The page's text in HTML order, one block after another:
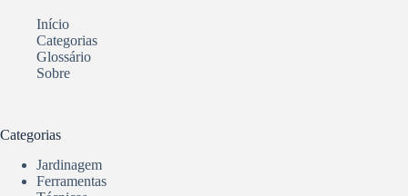
Início
Categorias
Glossário
Sobre
Categorias
Jardinagem
Ferramentas